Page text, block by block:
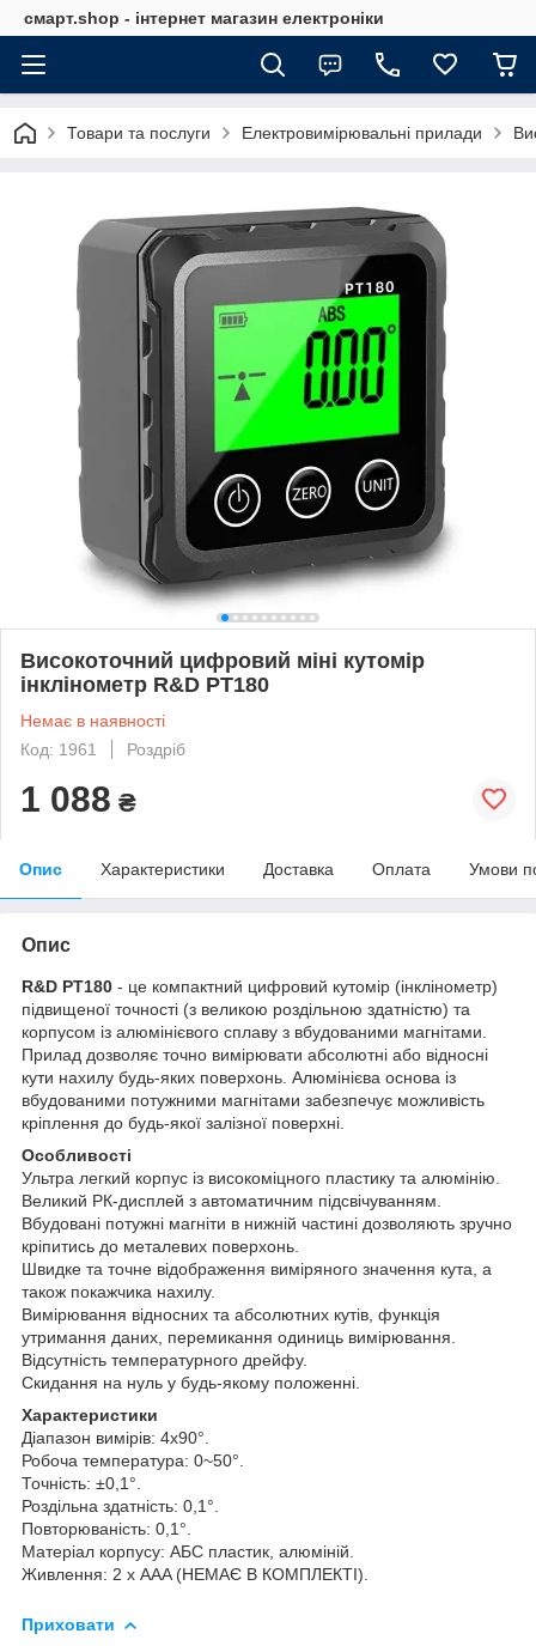
смарт.shop - інтернет магазин електроніки
Товари та послуги Електровимірювальні прилади
Високоточний цифровий міні кутомір
інклінометр R&D PT180
Немає в наявності
Код: 1961
Роздріб
1 088 ₴
Опис Характеристики Доставка Оплата Умови
Опис
R&D PT180 - це компактний цифровий кутомір (інклінометр)
підвищеної точності (з великою роздільною здатністю) та
корпусом із алюмінієвого сплаву з вбудованими магнітами.
Прилад дозволяє точно вимірювати абсолютні або відносні
кути нахилу будь-яких поверхонь. Алюмінієва основа із
вбудованими потужними магнітами забезпечує можливість
кріплення до будь-якої залізної поверхні.
Особливості
Ультра легкий корпус із високоміцного пластику та алюмінію.
Великий РК-дисплей з автоматичним підсвічуванням.
Вбудовані потужні магніти в нижній частині дозволяють зручно
кріпитись до металевих поверхонь.
Швидке та точне відображення виміряного значення кута, а
також покажчика нахилу.
Вимірювання відносних та абсолютних кутів, функція
утримання даних, перемикання одиниць вимірювання.
Відсутність температурного дрейфу.
Скидання на нуль у будь-якому положенні.
Характеристики
Діапазон вимірів: 4x90°.
Робоча температура: 0~50°.
Точність: ±0,1°.
Роздільна здатність: 0,1°.
Повторюваність: 0,1°.
Матеріал корпусу: АБС пластик, алюміній.
Живлення: 2 х AAA (НЕМАЄ В КОМПЛЕКТІ).
Приховати